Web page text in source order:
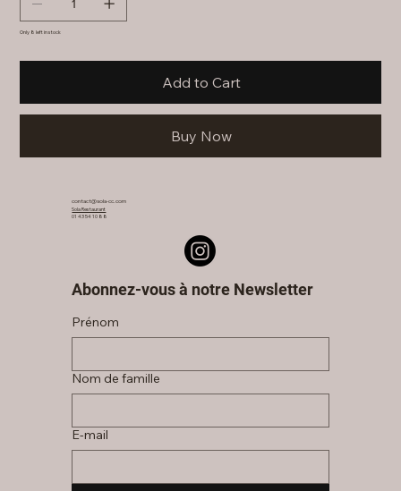
Only 8 left in stock
Add to Cart
Buy Now
Abonnez-vous à notre Newsletter
Prénom
Nom de famille
E‑mail
contact@sola-cc.com
Sola Restaurant
01 43 54 10 88